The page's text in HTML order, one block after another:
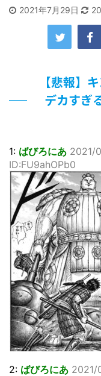
【遊戯王】いつ
な…
美少女図鑑
露！透明感が凄い！！
【画像】『プリ
えてしまう
北原ももさんの
【画像】顔100
佐藤絢音ちゃん
「洋画に日本版
超能力が使える
その２
北原ももさんの
【画像】『プリ
えてしまう
敵「ダンクーガ
体する前から面白い
まとめチェッカ
す。
【信長の野望・
かわからない
NHKにようこそ
Powered by
2021年7月29日
【悲報】
デカすぎ
1: ばびろにあ 2021/
ID:FU9ahOPb0
2: ばびろにあ 2021/